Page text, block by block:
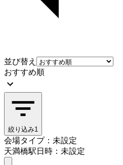
並び替え
おすすめ順
絞り込み1
会場タイプ：未設定
天満橋駅日時：未設定